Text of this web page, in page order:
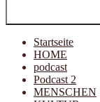
Startseite
HOME
podcast
Podcast 2
MENSCHEN